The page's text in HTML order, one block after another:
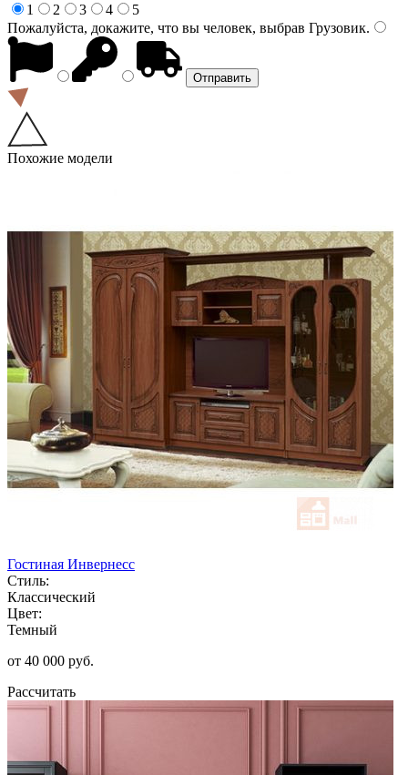
1
2 3 4
5
Пожалуйста, докажите, что вы человек, выбрав Грузовик.
Похожие модели
Гостиная Инвернесс
Стиль:
Классический
Цвет:
Темный
от 40 000 руб.
Рассчитать